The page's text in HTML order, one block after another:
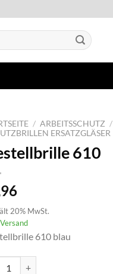
/ ARBEITSSCHUTZ /
ERSATZGLÄSER
610
20% MwSt.
Versand
610 blau